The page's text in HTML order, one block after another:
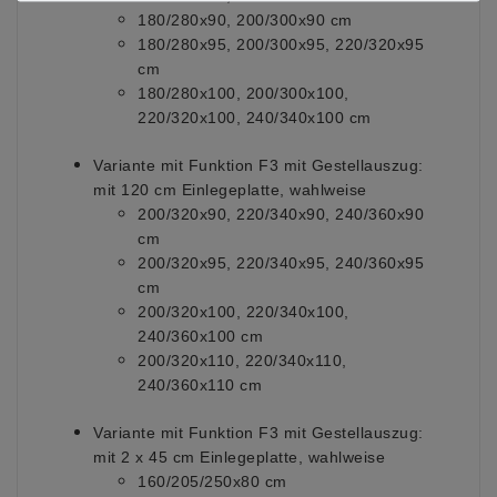
180/280x90, 200/300x90 cm
180/280x95, 200/300x95, 220/320x95
cm
180/280x100, 200/300x100,
220/320x100, 240/340x100 cm
Variante mit Funktion F3 mit Gestellauszug:
mit 120 cm Einlegeplatte, wahlweise
200/320x90, 220/340x90, 240/360x90
cm
200/320x95, 220/340x95, 240/360x95
cm
200/320x100, 220/340x100,
240/360x100 cm
200/320x110, 220/340x110,
240/360x110 cm
Variante mit Funktion F3 mit Gestellauszug:
mit 2 x 45 cm Einlegeplatte, wahlweise
160/205/250x80 cm